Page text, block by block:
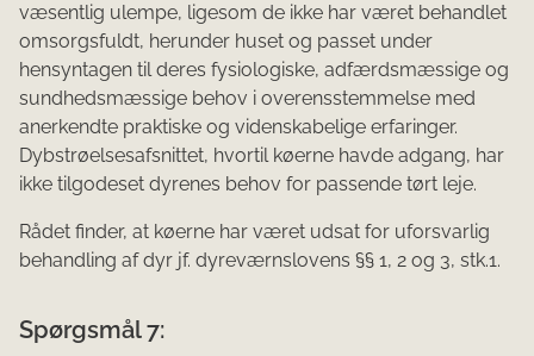
væsentlig ulempe, ligesom de ikke har været behandlet
omsorgsfuldt, herunder huset og passet under
hensyntagen til deres fysiologiske, adfærdsmæssige og
sundhedsmæssige behov i overensstemmelse med
anerkendte praktiske og videnskabelige erfaringer.
Dybstrøelsesafsnittet, hvortil køerne havde adgang, har
ikke tilgodeset dyrenes behov for passende tørt leje.
Rådet finder, at køerne har været udsat for uforsvarlig
behandling af dyr jf. dyreværnslovens §§ 1, 2 og 3, stk.1.
Spørgsmål 7: